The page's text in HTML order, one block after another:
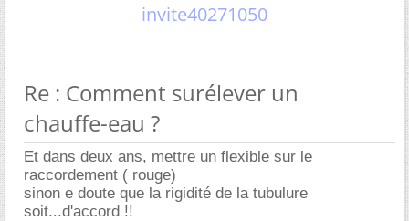
invite40271050
Re : Comment surélever un
chauffe-eau ?
Et dans deux ans, mettre un flexible sur le
raccordement ( rouge)
sinon e doute que la rigidité de la tubulure
soit...d'accord !!